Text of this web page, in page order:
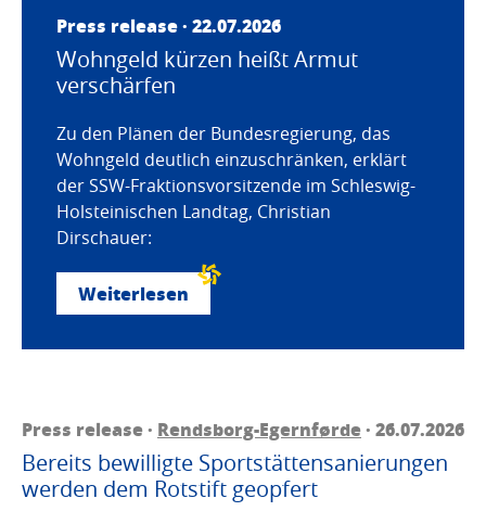
Press release · 22.07.2026
Wohngeld kürzen heißt Armut
verschärfen
Zu den Plänen der Bundesregierung, das
Wohngeld deutlich einzuschränken, erklärt
der SSW-Fraktionsvorsitzende im Schleswig-
Holsteinischen Landtag, Christian
Dirschauer:
Weiterlesen
Press release · Rendsborg-Egernførde· 26.07.2026
Bereits bewilligte Sportstättensanierungen
werden dem Rotstift geopfert